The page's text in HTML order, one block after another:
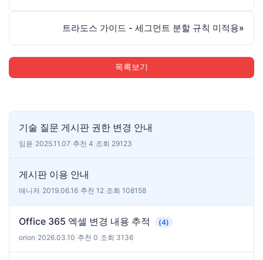
트라도스 가이드 - 세그먼트 분할 규칙 미적용»
목록보기
기술 질문 게시판 권한 변경 안내
임윤 2025.11.07 추천 4 조회 29123
게시판 이용 안내
매니저 2019.06.16 추천 12 조회 108158
Office 365 엑셀 변경 내용 추적
(4)
orion 2026.03.10 추천 0 조회 3136